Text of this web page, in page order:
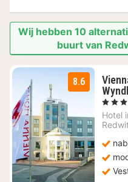
Wij hebben 10
buurt van
8.6
, 4
Hotel